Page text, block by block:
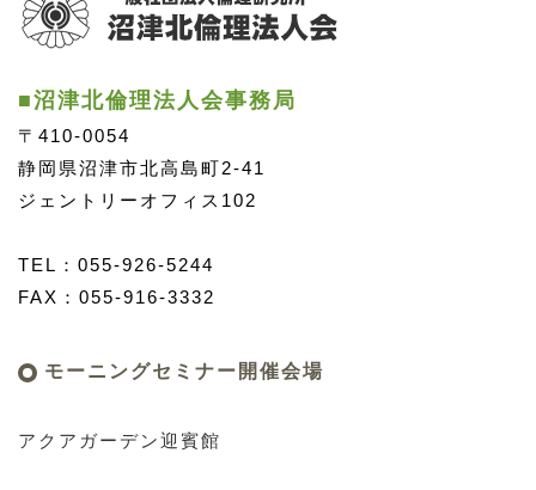
■沼津北倫理法人会事務局
〒410-0054
静岡県沼津市北高島町2-41
ジェントリーオフィス102
TEL：055-926-5244
FAX：055-916-3332
モーニングセミナー開催会場
アクアガーデン迎賓館